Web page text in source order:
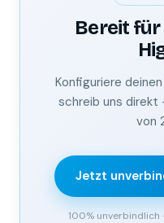
Bereit für
Konfiguriere
schreib uns direkt
von
Jetzt
100% unverbindlich